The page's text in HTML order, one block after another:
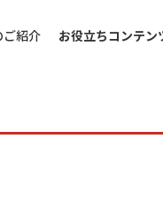
ご紹介 お役立ちコンテン